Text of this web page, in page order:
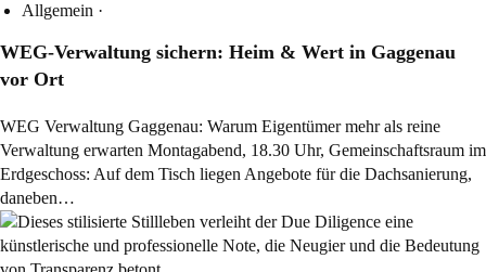
Allgemein ·
WEG-Verwaltung sichern: Heim & Wert in Gaggenau
vor Ort
WEG Verwaltung Gaggenau: Warum Eigentümer mehr als reine
Verwaltung erwarten Montagabend, 18.30 Uhr, Gemeinschaftsraum im
Erdgeschoss: Auf dem Tisch liegen Angebote für die Dachsanierung,
daneben…